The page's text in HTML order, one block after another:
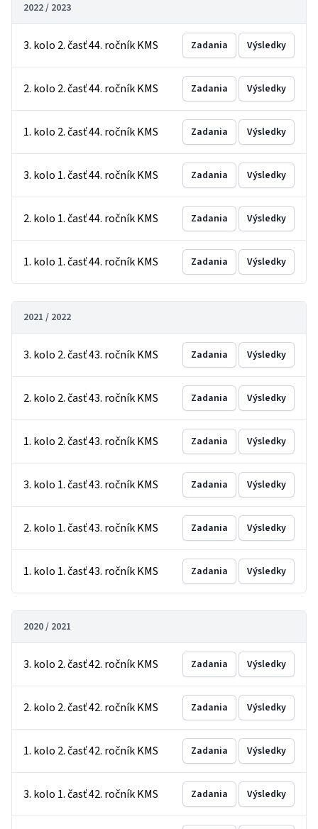
2022 / 2023
3. kolo 2. časť 44. ročník KMS Zadania Výsledky
2. kolo 2. časť 44. ročník KMS Zadania Výsledky
1. kolo 2. časť 44. ročník KMS Zadania Výsledky
3. kolo 1. časť 44. ročník KMS Zadania Výsledky
2. kolo 1. časť 44. ročník KMS Zadania Výsledky
1. kolo 1. časť 44. ročník KMS Zadania Výsledky
2021 / 2022
3. kolo 2. časť 43. ročník KMS Zadania Výsledky
2. kolo 2. časť 43. ročník KMS Zadania Výsledky
1. kolo 2. časť 43. ročník KMS Zadania Výsledky
3. kolo 1. časť 43. ročník KMS Zadania Výsledky
2. kolo 1. časť 43. ročník KMS Zadania Výsledky
1. kolo 1. časť 43. ročník KMS Zadania Výsledky
2020 / 2021
3. kolo 2. časť 42. ročník KMS Zadania Výsledky
2. kolo 2. časť 42. ročník KMS Zadania Výsledky
1. kolo 2. časť 42. ročník KMS Zadania Výsledky
3. kolo 1. časť 42. ročník KMS Zadania Výsledky